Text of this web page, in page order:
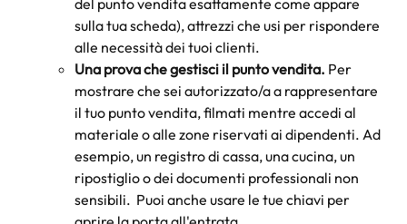
del punto vendita esattamente come appare
sulla tua scheda), attrezzi che usi per rispondere
alle necessità dei tuoi clienti.
Una prova che gestisci il punto vendita. Per
mostrare che sei autorizzato/a a rappresentare
il tuo punto vendita, filmati mentre accedi al
materiale o alle zone riservati ai dipendenti. Ad
esempio, un registro di cassa, una cucina, un
ripostiglio o dei documenti professionali non
sensibili.  Puoi anche usare le tue chiavi per